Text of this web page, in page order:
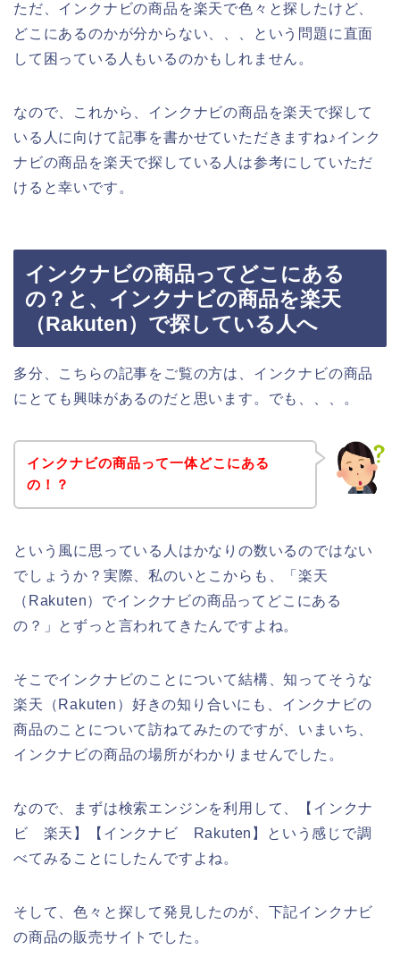
ただ、インクナビの商品を楽天で色々と探したけど、
どこにあるのかが分からない、、、という問題に直面
して困っている人もいるのかもしれません。
なので、これから、インクナビの商品を楽天で探して
いる人に向けて記事を書かせていただきますね♪インク
ナビの商品を楽天で探している人は参考にしていただ
けると幸いです。
インクナビの商品ってどこにある
の？と、インクナビの商品を楽天
（Rakuten）で探している人へ
多分、こちらの記事をご覧の方は、インクナビの商品
にとても興味があるのだと思います。でも、、、。
インクナビの商品って一体どこにある
の！？
という風に思っている人はかなりの数いるのではない
でしょうか？実際、私のいとこからも、「楽天
（Rakuten）でインクナビの商品ってどこにある
の？」とずっと言われてきたんですよね。
そこでインクナビのことについて結構、知ってそうな
楽天（Rakuten）好きの知り合いにも、インクナビの
商品のことについて訪ねてみたのですが、いまいち、
インクナビの商品の場所がわかりませんでした。
なので、まずは検索エンジンを利用して、【インクナ
ビ 楽天】【インクナビ Rakuten】という感じで調
べてみることにしたんですよね。
そして、色々と探して発見したのが、下記インクナビ
の商品の販売サイトでした。